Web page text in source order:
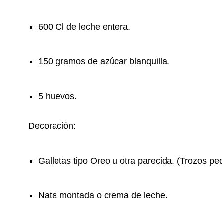
600 Cl de leche entera.
150 gramos de azúcar blanquilla.
5 huevos.
Decoración:
Galletas tipo Oreo u otra parecida. (Trozos
Nata montada o crema de leche.